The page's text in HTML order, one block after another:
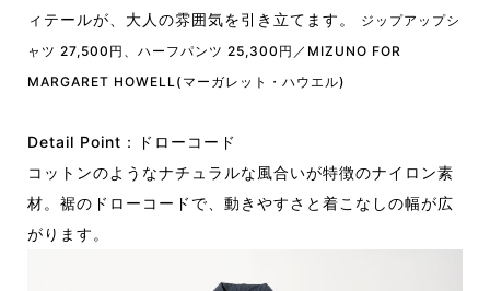
ィテールが、大人の雰囲気を引き立てます。
ジップアップシ
ャツ 27,500円、ハーフパンツ 25,300円／MIZUNO FOR
MARGARET HOWELL(マーガレット・ハウエル)
Detail Point：ドローコード
コットンのようなナチュラルな風合いが特徴のナイロン素
材。裾のドローコードで、動きやすさと着こなしの幅が広
がります。